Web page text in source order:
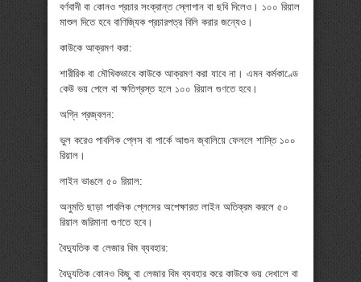
বর্ণবাদী বা কোনও প্রচার সংক্রান্ত স্লোগান বা ছবি দিলেও। ১০০ রিয়াল
মাশুল দিতে হবে বাণিজ্যিক প্রচারপত্র বিলি করার জন্যেও।
কাউকে আক্রমণ করা:
শারীরিক বা মৌখিকভাবে কাউকে আক্রমণ করা যাবে না। এমন কর্মকাণ্ডে
কেউ ভয় পেলে বা ক্ষতিগ্রস্ত হলে ১০০ রিয়াল গুণতে হবে।
অগ্নি প্রজ্বলন:
ভুল করেও পাবলিক প্লেস বা পার্কে আগুন জ্বালিয়ে ফেললে শাস্তি ১০০
রিয়াল।
লাইন ভাঙলে ৫০ রিয়াল:
অনুমতি ছাড়া পাবলিক প্লেসের অপেক্ষারত লাইন অতিক্রম করলে ৫০
রিয়াল জরিমানা গুণতে হবে।
বৈদ্যুতিক বা লেজার বিম ব্যবহার:
বৈদ্যুতিক কোনও কিছু বা লেজার বিম ব্যবহার করে কাউকে ভয় দেখালে বা